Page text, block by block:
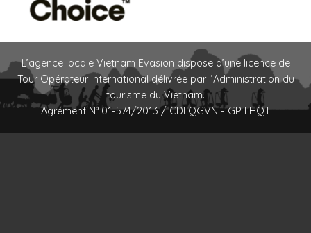
L’agence locale Vietnam Evasion dispose d’une licence de
Tour Opérateur International délivrée par l’Administration du
tourisme du Vietnam.
Agrément N° 01-574/2013 / CDLQGVN - GP LHQT